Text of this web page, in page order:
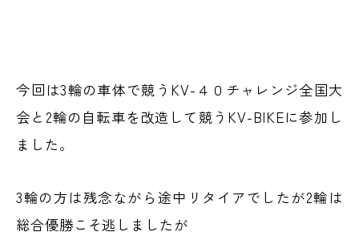
今回は3輪の車体で競うKV-４０チャレンジ全国大
会と2輪の自転車を改造して競うKV-BIKEに参加し
ました。
3輪の方は残念ながら途中リタイアでしたが2輪は
総合優勝こそ逃しましたが